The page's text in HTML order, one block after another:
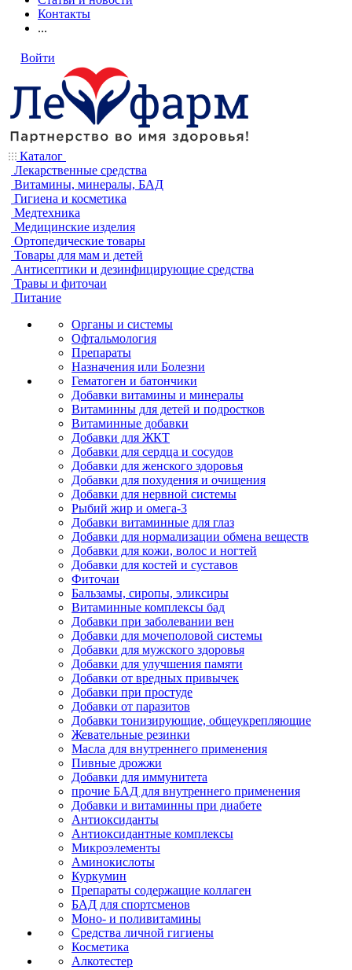
Контакты
...
Войти
Каталог
Лекарственные средства
Витамины, минералы, БАД
Гигиена и косметика
Медтехника
Медицинские изделия
Ортопедические товары
Товары для мам и детей
Антисептики и дезинфицирующие средства
Травы и фиточаи
Питание
Органы и системы
Офтальмология
Препараты
Назначения или Болезни
Гематоген и батончики
Добавки витамины и минералы
Витаминны для детей и подростков
Витаминные добавки
Добавки для ЖКТ
Добавки для сердца и сосудов
Добавки для женского здоровья
Добавки для похудения и очищения
Добавки для нервной системы
Рыбий жир и омега-3
Добавки витаминные для глаз
Добавки для нормализации обмена веществ
Добавки для кожи, волос и ногтей
Добавки для костей и суставов
Фиточаи
Бальзамы, сиропы, эликсиры
Витаминные комплексы бад
Добавки при заболевании вен
Добавки для мочеполовой системы
Добавки для мужского здоровья
Добавки для улучшения памяти
Добавки от вредных привычек
Добавки при простуде
Добавки от паразитов
Добавки тонизирующие, общеукрепляющие
Жевательные резинки
Масла для внутреннего применения
Пивные дрожжи
Добавки для иммунитета
прочие БАД для внутреннего применения
Добавки и витаминны при диабете
Антиоксиданты
Антиоксидантные комплексы
Микроэлементы
Аминокислоты
Куркумин
Препараты содержащие коллаген
БАД для спортсменов
Моно- и поливитамины
Средства личной гигиены
Косметика
Алкотестер